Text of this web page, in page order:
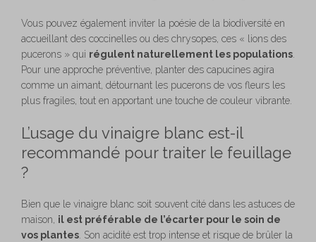
Vous pouvez également inviter la poésie de la biodiversité en
accueillant des coccinelles ou des chrysopes, ces « lions des
pucerons » qui régulent naturellement les populations.
Pour une approche préventive, planter des capucines agira
comme un aimant, détournant les pucerons de vos fleurs les
plus fragiles, tout en apportant une touche de couleur vibrante.
L’usage du vinaigre blanc est-il
recommandé pour traiter le feuillage
?
Bien que le vinaigre blanc soit souvent cité dans les astuces de
maison, il est préférable de l’écarter pour le soin de
vos plantes. Son acidité est trop intense et risque de brûler la